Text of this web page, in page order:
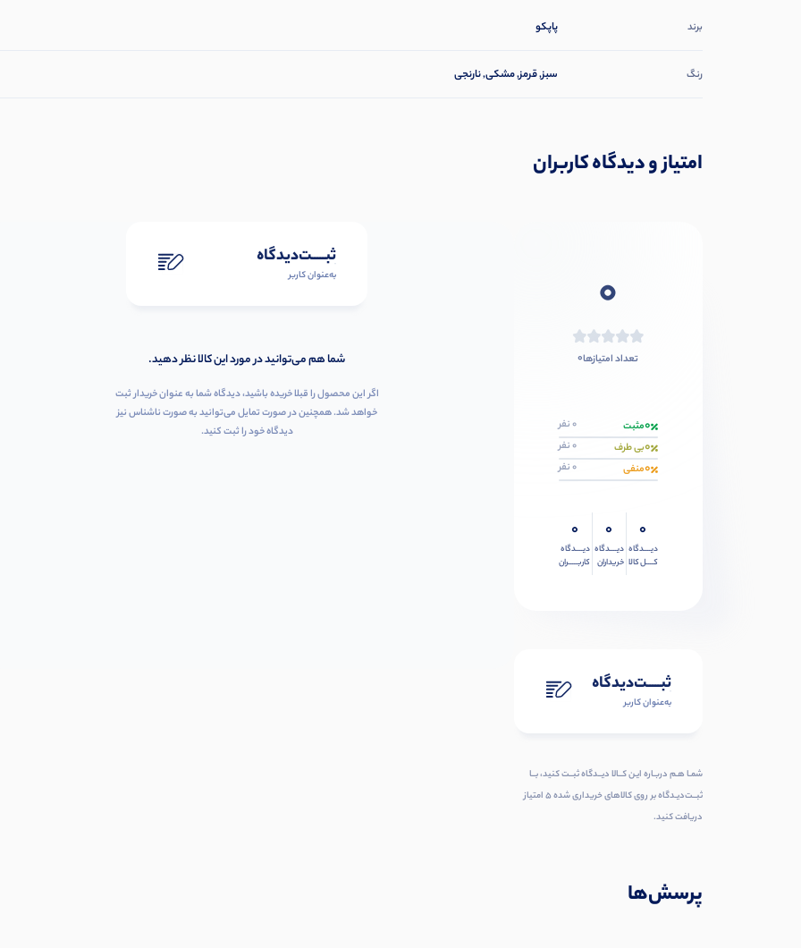
برند پاپکو
رنگ سبز, قرمز, مشکی, نارنجی
امتیاز و دیدگاه کاربران
0
تعداد امتیازها0
0مثبت 0 نفر
0بی طرف 0 نفر
0منفی 0 نفر
0
دیــــدگاه
کــــل کالا
0
دیــــدگاه
خریداران
0
دیــــدگاه
کاربـــــران
ثبـــــت‌دیدگاه
به‌عنوان کاربر
شمـا هـم دربـاره ایـن کــالا دیــدگاه ثبــت کنید، بــا
ثبــت‌دیـدگاه بر روی کالاهای خریداری شده ۵ امتیاز
دریافت کنید.
ثبـــــت‌دیدگاه
به‌عنوان کاربر
شما هم می‌توانید در مورد این کالا نظر دهید.
اگر این محصول را قبلا خریده باشید، دیدگاه شما به عنوان خریدار ثبت
خواهد شد. همچنین در صورت تمایل می‌توانید به صورت ناشناس نیز
دیدگاه خود را ثبت کنید.
پرسش‌ها